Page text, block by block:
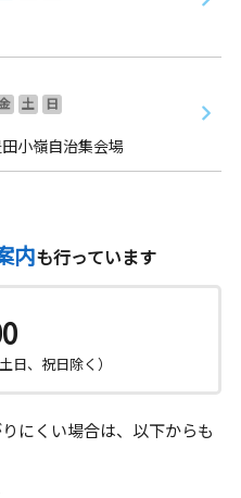
土
日
小嶺自治集会場
内も行っています
日、祝日除く）
にくい場合は、以下からも